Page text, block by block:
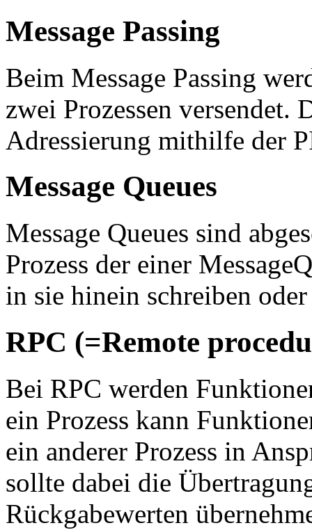
Message Passing
Beim Message Passing
zwei Prozessen
Adressierung mithilfe der
Message Queues
Message Queues sind
Prozess der einer
in sie hinein schreiben
RPC (=Remote
Bei RPC werden
ein Prozess kann
ein anderer Prozess in
sollte dabei die
Rückgabewerten